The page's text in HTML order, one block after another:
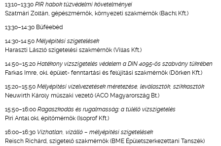
13:10–13:30 PIR habok tűzvédelmi követelményei
Szatmári Zoltán, gépészmérnök, környezeti szakmérnök (Bachl Kft.)
13:30–14:30 Büféebéd
14:30-14:50 Mélyépítési szigetelések
Haraszti László szigetelési szakmérnök (Villas Kft.)
14:50–15:20 Hatékony vízszigetelés védelem a DIN 4095-ös szabvány tükrében
Farkas Imre, okl. épület- fenntartási és felújítási szakmérnök (Dörken Kft.)
15:20–15:50 Mélyépítési vízelvezetések méretezése, leválasztók, szikkasztók
Neuwirth Károly műszaki vezető (ACO Magyarország Bt.)
15:50–16:00 Ragaszkodás és rugalmasság: a túlélő vízszigetelés
Piri Antal okl. építőmérnök (Isoprof Kft.)
16:00–16:30 Vízhatlan, vízálló – mélyépítési szigetelések
Reisch Richárd, szigetelő szakmérnök (BME Épületszerkezettani Tanszék)